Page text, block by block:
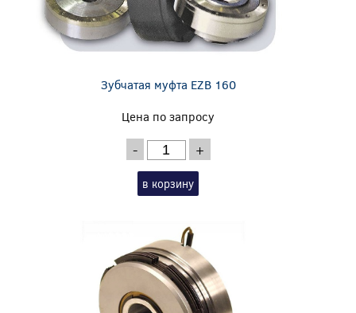
Зубчатая муфта EZB 160
Цена по запросу
- +
в корзину